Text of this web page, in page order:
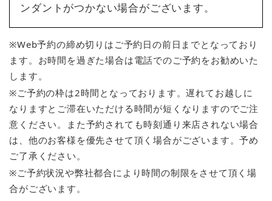
ンダントがつかない場合がございます。
※Web予約の締め切りはご予約日の前日までとなっており
ます。お時間を過ぎた場合は電話でのご予約をお勧めいた
します。
※ご予約の枠は2時間となっております。遅れてお越しに
なりますとご滞在いただける時間が短くなりますのでご注
意ください。また予約されても時刻通り来店されない場合
は、他のお客様を優先させて頂く場合がございます。予め
ご了承ください。
※ご予約状況や弊社都合により時間の制限をさせて頂く場
合がございます。